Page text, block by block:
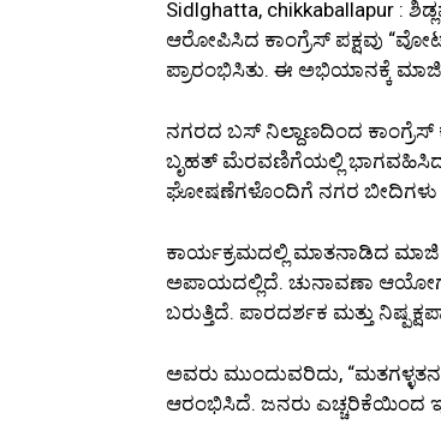
Sidlghatta, chikkaballapur :
ಆರೋಪಿಸಿದ ಕಾಂಗ್ರೆಸ್ ಪಕ್ಷವು
ಪ್ರಾರಂಭಿಸಿತು. ಈ ಅಭಿಯಾನಕ್ಕೆ
ನಗರದ ಬಸ್ ನಿಲ್ದಾಣದಿಂದ
ಬೃಹತ್ ಮೆರವಣಿಗೆಯಲ್ಲಿ
ಘೋಷಣೆಗಳೊಂದಿಗೆ ನಗರ ಬೀದಿಗಳು
ಕಾರ್ಯಕ್ರಮದಲ್ಲಿ ಮಾತನಾಡಿದ ಮಾಜಿ
ಅಪಾಯದಲ್ಲಿದೆ. ಚುನಾವಣಾ
ಬರುತ್ತಿದೆ. ಪಾರದರ್ಶಕ ಮತ್ತು
ಅವರು ಮುಂದುವರಿದು,
ಆರಂಭಿಸಿದೆ. ಜನರು ಎಚ್ಚರಿಕೆಯಿಂದ